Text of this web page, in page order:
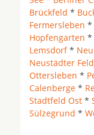
Brückfeld *
Fermersleben *
Hopfengarten *
Lemsdorf*
Neustädter Feld
Ottersleben *
Calenberge *
Stadtfeld Ost *
Sülzegrund *